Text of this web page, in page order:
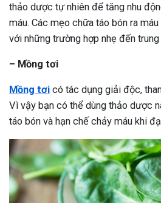
thảo dược tự nhiên để tăng nhu
máu. Các mẹo chữa táo bón ra
với những trường hợp nhẹ đến trung
– Mồng tơi
Mồng tơi có tác dụng giải độc,
Vì vậy bạn có thể dùng thảo dược
táo bón và hạn chế chảy máu khi